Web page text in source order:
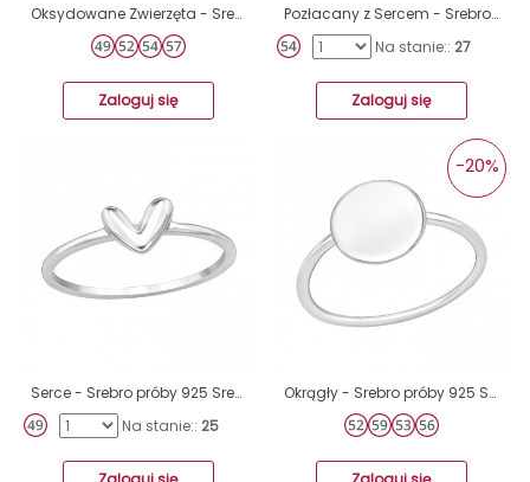
Oksydowane Zwierzęta - Srebro Próby 925 Srebrne Pierścionki A4S46875
Zaloguj się
Pozłacany z Sercem - Srebro Próby 925 Srebrne Pierścionki A4S43268
Na stanie:: 27
Zaloguj się
Serce - Srebro próby 925 Srebrne pierścionki A4S48380
Na stanie:: 25
Okrągły - Srebro próby 925 Srebrne pierścionki A4S39370
-20%